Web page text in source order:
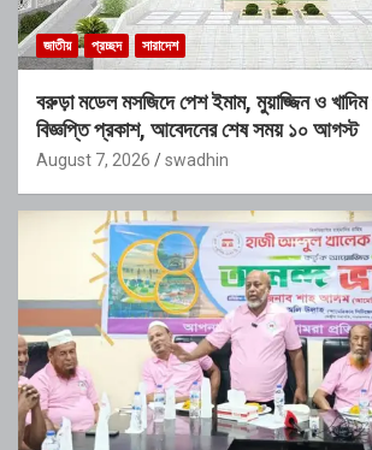
জাতীয় প্রচ্ছদ সারাদেশ
বরুড়া মডেল মসজিদে পেশ ইমাম, মুয়াজ্জিন ও
বিজ্ঞপ্তি প্রকাশ, আবেদনের শেষ সময় ১০ আগস্ট
August 7, 2026 swadhin